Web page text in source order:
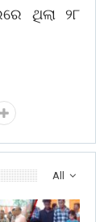
ଥିଲା ୨୮
All